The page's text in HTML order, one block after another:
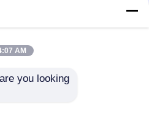
CAS 8007-08-7 천연 식
과 향기
AM
you looking